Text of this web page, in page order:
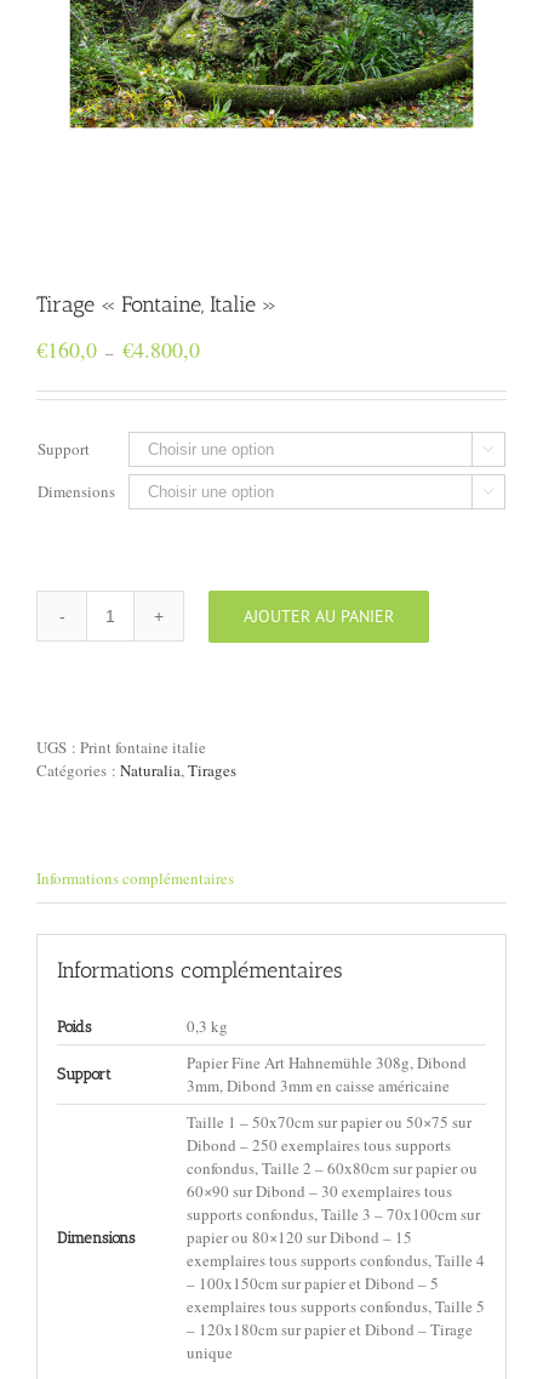
Tirage « Fontaine, Italie »
€160,0 – €4.800,0Plage
prix :
à
€4.800,0
Support 
Dimensions 
quantité
de
AJOUTER AU PANIER
UGS : Print fontaine italie
Catégories : Naturalia,Tirages
Informations complémentaires
Informations complémentaires
Poids 0,3 kg
Support
Papier Fine Art Hahnemühle 308g, Dibond
3mm, Dibond 3mm en caisse américaine
Dimensions
Taille 1 – 50x70cm sur papier ou 50×75 sur
Dibond – 250 exemplaires tous supports
confondus, Taille 2 – 60x80cm sur papier ou
60×90 sur Dibond – 30 exemplaires tous
supports confondus, Taille 3 – 70x100cm sur
papier ou 80×120 sur Dibond – 15
exemplaires tous supports confondus, Taille 4
– 100x150cm sur papier et Dibond – 5
exemplaires tous supports confondus, Taille 5
– 120x180cm sur papier et Dibond – Tirage
unique